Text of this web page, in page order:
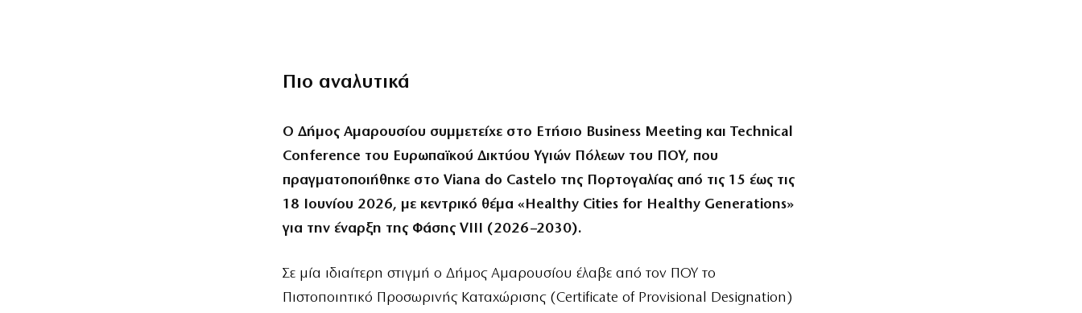
Πιο αναλυτικά
Ο Δήμος Αμαρουσίου συμμετείχε στο Ετήσιο Business Meeting και Technical
Conference του Ευρωπαϊκού Δικτύου Υγιών Πόλεων του ΠΟΥ, που
πραγματοποιήθηκε στο Viana do Castelo της Πορτογαλίας από τις 15 έως τις
18 Ιουνίου 2026, με κεντρικό θέμα «Healthy Cities for Healthy Generations»
για την έναρξη της Φάσης VIII (2026–2030).
Σε μία ιδιαίτερη στιγμή ο Δήμος Αμαρουσίου έλαβε από τον ΠΟΥ το
Πιστοποιητικό Προσωρινής Καταχώρισης (Certificate of Provisional Designation)